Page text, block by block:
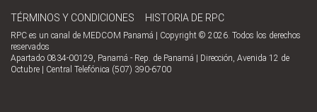
TÉRMINOS Y CONDICIONES HISTORIA DE RPC
RPC es un canal de MEDCOM Panamá | Copyright © 2026. Todos los derechos
reservados
Apartado 0834-00129, Panamá - Rep. de Panamá | Dirección, Avenida 12 de
Octubre | Central Telefónica (507) 390-6700